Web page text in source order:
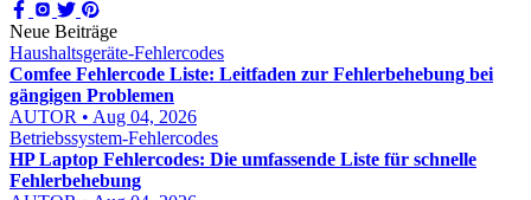
Neue Beiträge
Haushaltsgeräte-Fehlercodes
Comfee Fehlercode Liste: Leitfaden zur Fehlerbehebung bei
gängigen Problemen
AUTOR • Aug 04, 2026
Betriebssystem-Fehlercodes
HP Laptop Fehlercodes: Die umfassende Liste für schnelle
Fehlerbehebung